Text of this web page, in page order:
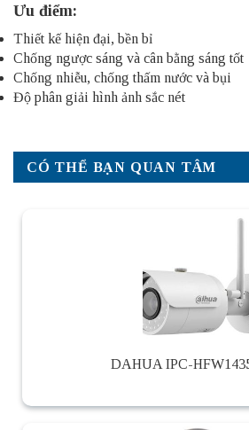
Ưu điểm:
Thiết kế hiện đại, bền bỉ
Chống ngược sáng và cân bằng sáng tốt
Chống nhiễu, chống thấm nước và bụi
Độ phân giải hình ảnh sắc nét
CÓ THỂ BẠN QUAN TÂM
DAHUA IPC-